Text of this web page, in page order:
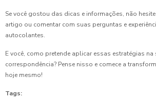
Se você gostou das dicas e informações, não
artigo ou comentar com suas perguntas e
autocolantes.
E você, como pretende aplicar essas estratégias na
correspondência? Pense nisso e comece a
hoje mesmo!
Tags: